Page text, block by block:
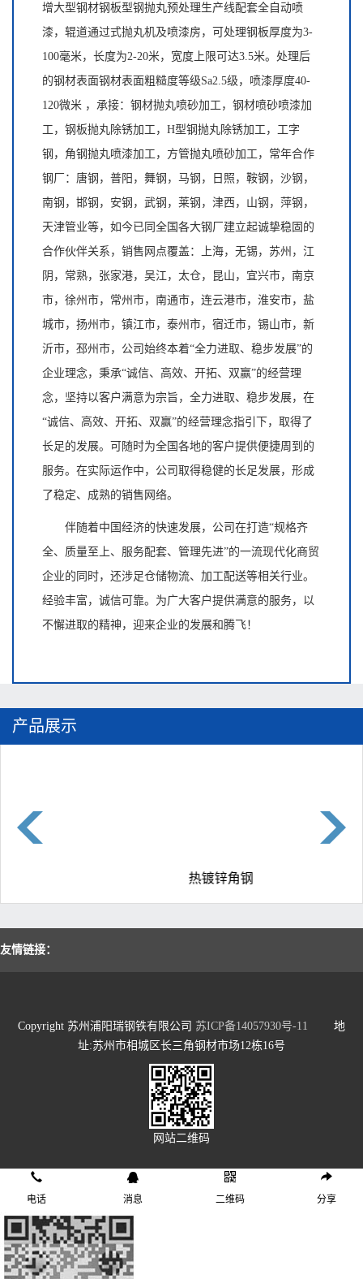
增大型钢材钢板型钢抛丸预处理生产线配套全自动喷
漆，辊道通过式抛丸机及喷漆房，可处理钢板厚度为3-
100毫米，长度为2-20米，宽度上限可达3.5米。处理后
的钢材表面钢材表面粗糙度等级Sa2.5级，喷漆厚度40-
120微米 ，承接：钢材抛丸喷砂加工，钢材喷砂喷漆加
工，钢板抛丸除锈加工，H型钢抛丸除锈加工，工字
钢，角钢抛丸喷漆加工，方管抛丸喷砂加工，常年合作
钢厂：唐钢，普阳，舞钢，马钢，日照，鞍钢，沙钢，
南钢，邯钢，安钢，武钢，莱钢，津西，山钢，萍钢，
天津管业等，如今已同全国各大钢厂建立起诚挚稳固的
合作伙伴关系，销售网点覆盖：上海，无锡，苏州，江
阴，常熟，张家港，吴江，太仓，昆山，宜兴市，南京
市，徐州市，常州市，南通市，连云港市，淮安市，盐
城市，扬州市，镇江市，泰州市，宿迁市，锡山市，新
沂市，邳州市，公司始终本着“全力进取、稳步发展”的
企业理念，秉承“诚信、高效、开拓、双赢”的经营理
念，坚持以客户满意为宗旨，全力进取、稳步发展，在
“诚信、高效、开拓、双赢”的经营理念指引下，取得了
长足的发展。可随时为全国各地的客户提供便捷周到的
服务。在实际运作中，公司取得稳健的长足发展，形成
了稳定、成熟的销售网络。
伴随着中国经济的快速发展，公司在打造“规格齐
全、质量至上、服务配套、管理先进”的一流现代化商贸
企业的同时，还涉足仓储物流、加工配送等相关行业。
经验丰富，诚信可靠。为广大客户提供满意的服务，以
不懈进取的精神，迎来企业的发展和腾飞！
产品展示
花纹板
友情链接：
Copyright 苏州浦阳瑞钢铁有限公司 苏ICP备14057930号-11
地
址:苏州市相城区长三角钢材市场12栋16号
网站二维码
电话 消息 二维码 分享